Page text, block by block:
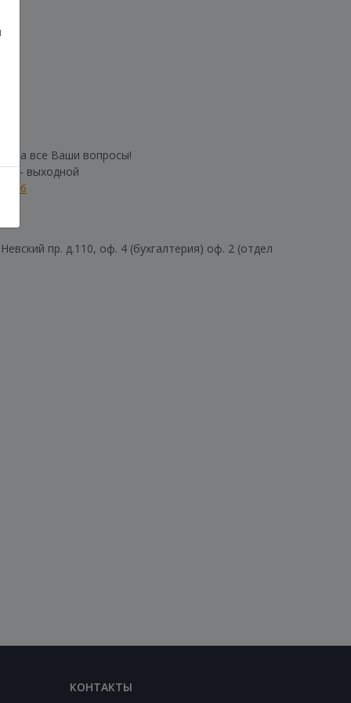
на все Ваши вопросы!
- выходной
пр. д.110, оф. 4 (бухгалтерия) оф. 2 (отдел
КОНТАКТЫ